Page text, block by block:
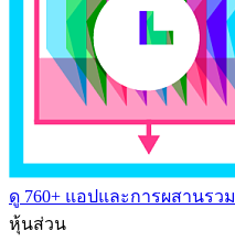
ดู 760+ แอปและการผสานรวม
หุ้นส่วน